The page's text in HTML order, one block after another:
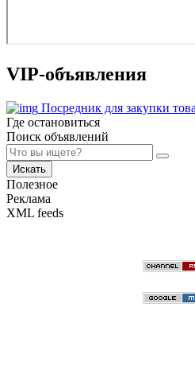
VIP-объявления
Посредник для закупки
Где остановиться
Поиск объявлений
Искать
Полезное
Реклама
XML feeds